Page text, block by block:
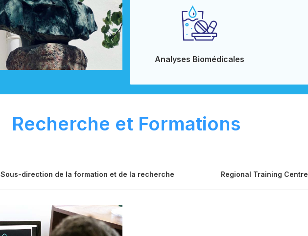
Analyses Biomédicales
Recherche et Formations
Sous-direction de la formation et de la recherche Regional Training Centre